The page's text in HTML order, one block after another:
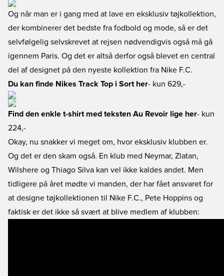
Og når man er i gang med at lave en eksklusiv tøjkollektion,
der kombinerer det bedste fra fodbold og mode, så er det
selvfølgelig selvskrevet at rejsen nødvendigvis også må gå
igennem Paris. Og det er altså derfor også blevet en central
del af designet på den nyeste kollektion fra Nike F.C.
Du kan finde Nikes Track Top i Sort her- kun 629,-
Find den enkle t-shirt med teksten Au Revoir lige her- kun
224,-
Okay, nu snakker vi meget om, hvor eksklusiv klubben er.
Og det er den skam også. En klub med Neymar, Zlatan,
Wilshere og Thiago Silva kan vel ikke kaldes andet. Men
tidligere på året mødte vi manden, der har fået ansvaret for
at designe tøjkollektionen til Nike F.C., Pete Hoppins og
faktisk er det ikke så svært at blive medlem af klubben: